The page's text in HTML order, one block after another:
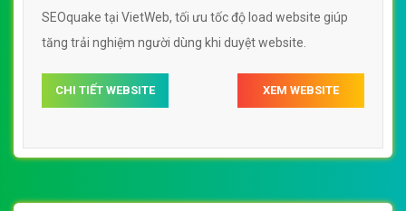
SEOquake tại VietWeb, tối ưu tốc độ load website giúp
tăng trải nghiệm người dùng khi duyệt website.
CHI TIẾT WEBSITE XEM WEBSITE